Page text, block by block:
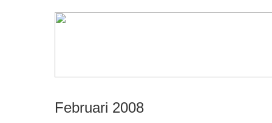
Februari 2008